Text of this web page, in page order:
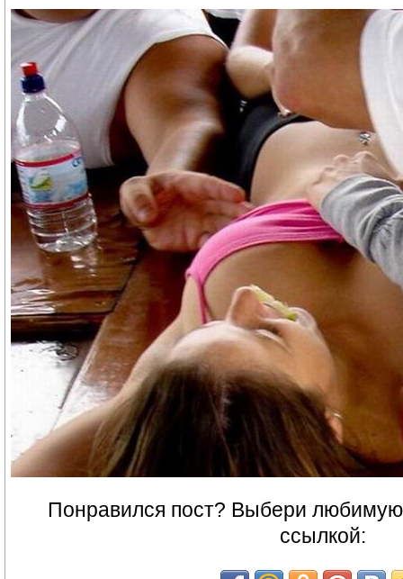
Понравился пост? Выбери любимую
ссылкой: